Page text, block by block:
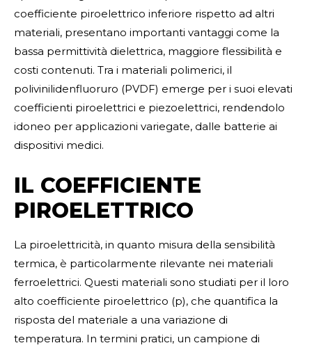
coefficiente piroelettrico inferiore rispetto ad altri
materiali, presentano importanti vantaggi come la
bassa permittività dielettrica, maggiore flessibilità e
costi contenuti. Tra i materiali polimerici, il
polivinilidenfluoruro (PVDF) emerge per i suoi elevati
coefficienti piroelettrici e piezoelettrici, rendendolo
idoneo per applicazioni variegate, dalle batterie ai
dispositivi medici.
IL COEFFICIENTE
PIROELETTRICO
La piroelettricità, in quanto misura della sensibilità
termica, è particolarmente rilevante nei materiali
ferroelettrici. Questi materiali sono studiati per il loro
alto coefficiente piroelettrico (p), che quantifica la
risposta del materiale a una variazione di
temperatura. In termini pratici, un campione di